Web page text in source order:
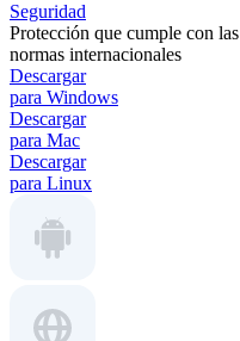
Seguridad
Protección que cumple con las
normas internacionales
Descargar
para Windows
Descargar
para Mac
Descargar
para Linux